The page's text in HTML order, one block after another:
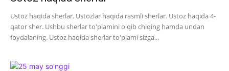
Ustoz haqida sherlar. Ustozlar haqida rasmli sherlar. Ustoz haqida 4-
qator sher. Ushbu sherlar to'plamini o'qib chiqing hamda undan
foydalaning. Ustoz haqida sherlar to'plami sizga...